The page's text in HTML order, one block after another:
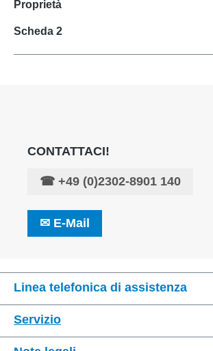
Proprietà
Scheda 2
CONTATTACI!
☎ +49 (0)2302-8901 140
✉ E-Mail
Linea telefonica di assistenza
Servizio